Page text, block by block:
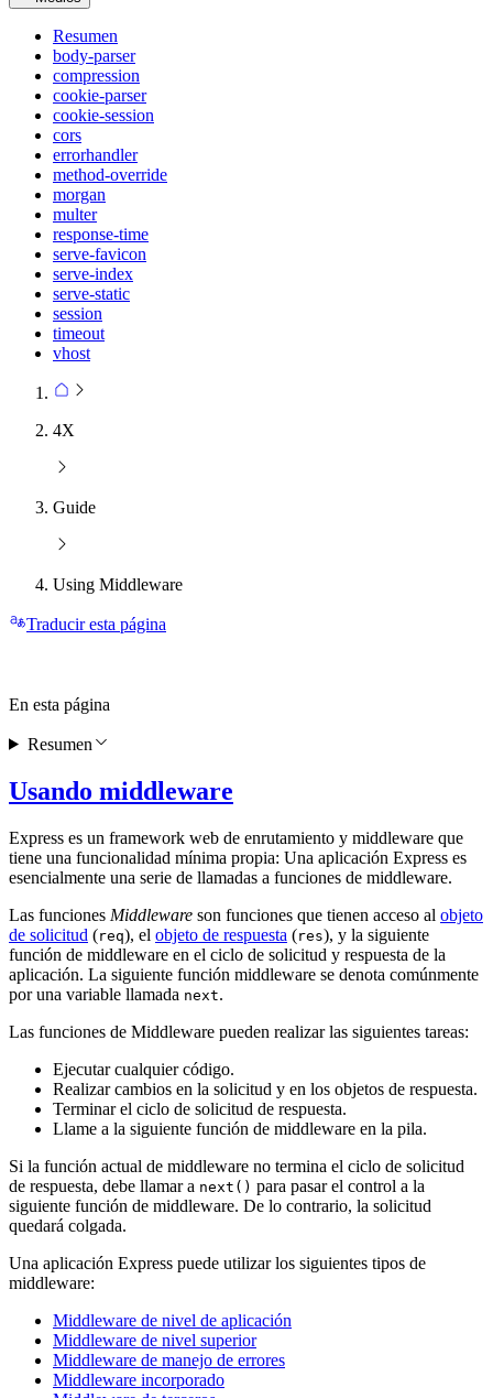
Resumen
body-parser
compression
cookie-parser
cookie-session
cors
errorhandler
method-override
morgan
multer
response-time
serve-favicon
serve-index
serve-static
session
timeout
vhost
4X
Guide
Using Middleware
Traducir esta página
Usando middleware
Express es un framework web de enrutamiento y middleware que
tiene una funcionalidad mínima propia: Una aplicación Express es
esencialmente una serie de llamadas a funciones de middleware.
Las funciones Middleware son funciones que tienen acceso al objeto
de solicitud (req), el objeto de respuesta (res), y la siguiente
función de middleware en el ciclo de solicitud y respuesta de la
aplicación. La siguiente función middleware se denota comúnmente
por una variable llamada next.
Las funciones de Middleware pueden realizar las siguientes tareas:
Ejecutar cualquier código.
Realizar cambios en la solicitud y en los objetos de respuesta.
Terminar el ciclo de solicitud de respuesta.
Llame a la siguiente función de middleware en la pila.
Si la función actual de middleware no termina el ciclo de solicitud
de respuesta, debe llamar a next() para pasar el control a la
siguiente función de middleware. De lo contrario, la solicitud
quedará colgada.
Una aplicación Express puede utilizar los siguientes tipos de
middleware:
Middleware de nivel de aplicación
Middleware de nivel superior
Middleware de manejo de errores
Middleware incorporado
En esta página
Resumen